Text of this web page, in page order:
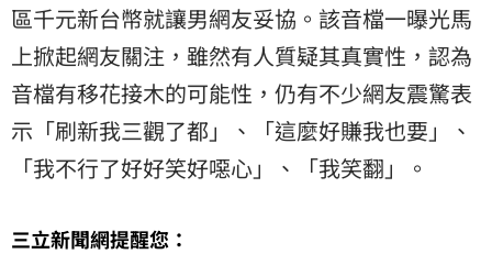
區千元新台幣就讓男網友妥協。該音檔一曝光馬
上掀起網友關注，雖然有人質疑其真實性，認為
音檔有移花接木的可能性，仍有不少網友震驚表
示「刷新我三觀了都」、「這麼好賺我也要」、
「我不行了好好笑好噁心」、「我笑翻」。
三立新聞網提醒您：